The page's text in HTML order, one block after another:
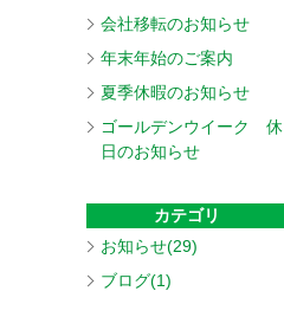
会社移転のお知らせ
年末年始のご案内
夏季休暇のお知らせ
ゴールデンウイーク 休
日のお知らせ
カテゴリ
お知らせ(29)
ブログ(1)